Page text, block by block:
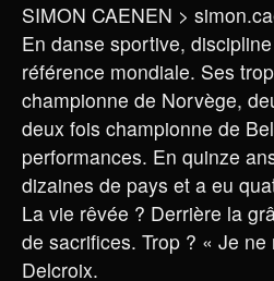
SIMON CAENEN >
En danse sportive,
référence mondiale. Ses
championne de Norvège,
deux fois championne de
performances. En quinze
dizaines de pays et a eu
La vie rêvée ? Derrière la
de sacrifices. Trop ? « Je
Delcroix.